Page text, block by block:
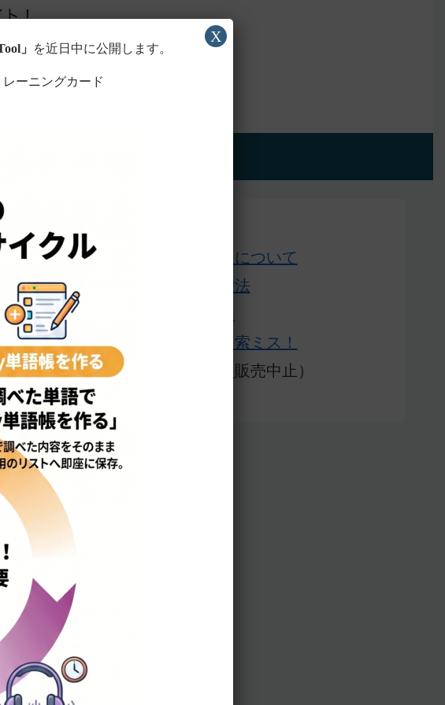
このサイトについて
単語の検索法
ローマ字表
よくある検索ミス！
販売中止）
」
を近日中に公開します。
ーニングカード
X